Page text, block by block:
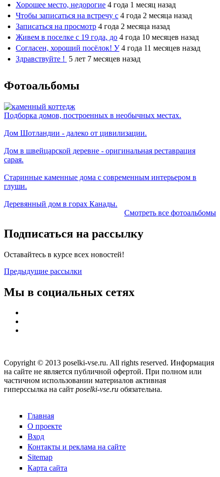
Хорошее место, недорогие 4 года 1 месяц назад
Чтобы записаться на встречу с 4 года 2 месяца назад
Записаться на просмотр 4 года 2 месяца назад
Живем в поселке с 19 года, до 4 года 10 месяцев назад
Согласен, хороший посёлок! У 4 года 11 месяцев назад
Здравствуйте ! 5 лет 7 месяцев назад
Фотоальбомы
Подборка домов, построенных в необычных местах.
Дом Шотландии - далеко от цивилизации.
Дом в швейцарской деревне - оригинальная реставрация
сарая.
Старинные каменные дома с современным интерьером в
глуши.
Деревянный дом в горах Канады.
Смотреть все фотоальбомы
Подписаться на рассылку
Оставайтесь в курсе всех новостей!
Предыдущие рассылки
Мы в социальных сетях
Copyright © 2013 poselki-vse.ru. All rights reserved. Информация
на сайте не является публичной офертой. При полном или
частичном использовании материалов активная
гиперссылка на сайт poselki-vse.ru​ обязательна.
Главная
О проекте
Вход
Контакты и реклама на сайте
Sitemap
Карта сайта